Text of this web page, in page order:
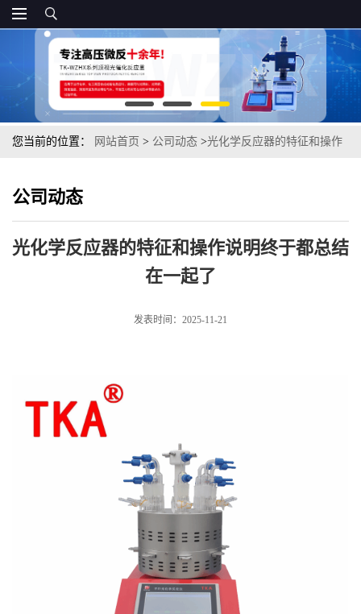
您当前的位置： 网站首页 > 公司动态 >光化学反应器的特征和操作
公司动态
光化学反应器的特征和操作说明终于都总结
在一起了
发表时间：2025-11-21